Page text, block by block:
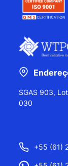
SGAS 903,
030
+55 (61)